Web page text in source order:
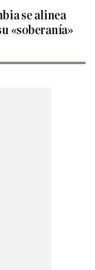
se alinea
«soberanía»